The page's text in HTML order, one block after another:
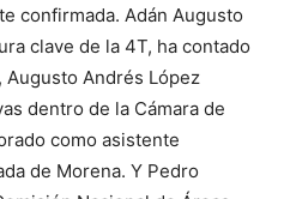
confirmada. Adán Augusto
clave de la 4T, ha contado
Andrés López
dentro de la Cámara de
como asistente
de Morena. Y Pedro